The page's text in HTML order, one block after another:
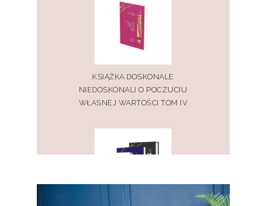
KSIĄŻKA DOSKONALE
NIEDOSKONALI O POCZUCIU
WŁASNEJ WARTOŚCI TOM IV